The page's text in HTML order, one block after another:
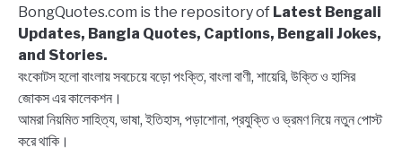
Quotes
BongQuotes.com is the repository of Latest Bengali
Updates, Bangla Quotes, Captions, Bengali Jokes,
and Stories.
বংকোটস হলো বাংলায় সবচেয়ে বড়ো পংক্তি, বাংলা বাণী, শায়েরি, উক্তি ও হাসির
জোকস এর কালেকশন।
আমরা নিয়মিত সাহিত্য, ভাষা, ইতিহাস, পড়াশোনা, প্রযুক্তি ও ভ্রমণ নিয়ে নতুন পোস্ট
করে থাকি।